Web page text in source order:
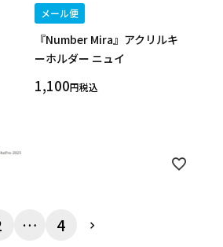
メール便
『Number Mira』アクリルキ
ーホルダー ニュイ
1,100 税込
… 4